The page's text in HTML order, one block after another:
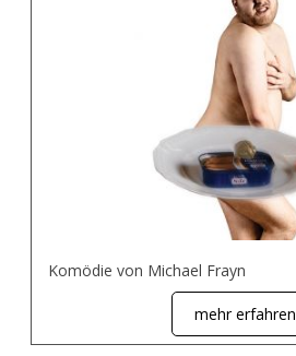
Komödie von Michael Frayn
mehr erfahren